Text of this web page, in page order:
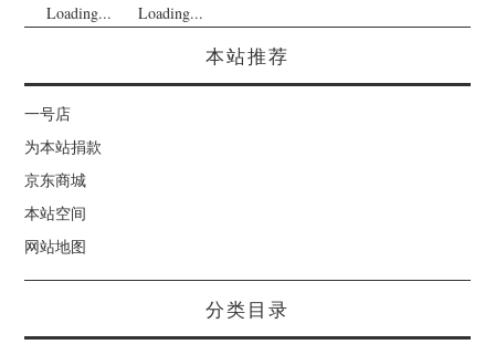
Loading... Loading...
本站推荐
一号店
为本站捐款
京东商城
本站空间
网站地图
分类目录